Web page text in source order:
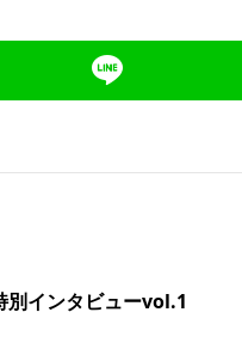
別インタビューvol.1